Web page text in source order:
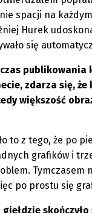
spacji na
Hurek
się
zdarza się, że
większość
to z tego, że po
grafików i
Tymczasem
po prostu się
giełdzie